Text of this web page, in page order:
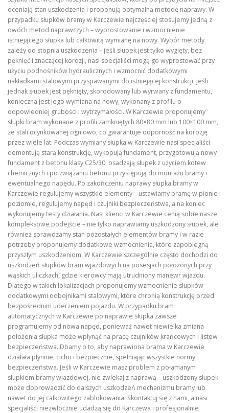
oceniają stan uszkodzenia i proponują optymalną metodę naprawy. W
przypadku słupków bramy w Karczewie najczęściej stosujemy jedną z
dwóch metod naprawczych – wyprostowanie i wzmocnienie
istniejącego słupka lub całkowitą wymianę na nowy. Wybór metody
zależy od stopnia uszkodzenia – jeśli słupek jest tylko wygięty, bez
pęknięć i znaczącej korozji, nasi specjaliści mogą go wyprostować przy
użyciu podnośników hydraulicznych i wzmocnić dodatkowymi
nakładkami stalowymi przyspawanymi do istniejącej konstrukcji. Jeśli
jednak słupek jest pęknięty, skorodowany lub wyrwany z fundamentu,
konieczna jest jego wymiana na nowy, wykonany z profilu o
odpowiedniej grubości i wytrzymałości. W Karczewie proponujemy
słupki bram wykonane z profili zamkniętych 80×80 mm lub 100×100 mm,
ze stali ocynkowanej ogniowo, co gwarantuje odporność na korozję
przez wiele lat. Podczas wymiany słupka w Karczewie nasi specjaliści
demontują starą konstrukcję, wykopują fundament, przygotowują nowy
fundament z betonu klasy C25/30, osadzają słupek z użyciem kotew
chemicznych i po związaniu betonu przystępują do montażu bramy i
ewentualnego napędu. Po zakończeniu naprawy słupka bramy w
Karczewie regulujemy wszystkie elementy – ustawiamy bramę w pionie i
poziomie, regulujemy napęd i czujniki bezpieczeństwa, a na koniec
wykonujemy testy działania. Nasi klienci w Karczewie cenią sobie nasze
kompleksowe podejście – nie tylko naprawiamy uszkodzony słupek, ale
również sprawdzamy stan pozostałych elementów bramy i w razie
potrzeby proponujemy dodatkowe wzmocnienia, które zapobiegną
przyszłym uszkodzeniom. W Karczewie szczególnie często dochodzi do
uszkodzeń słupków bram wjazdowych na posesjach położonych przy
wąskich uliczkach, gdzie kierowcy mają utrudniony manewr wjazdu.
Dlatego w takich lokalizacjach proponujemy wzmocnienie słupków
dodatkowymi odbojnikami stalowymi, które chronią konstrukcję przed
bezpośrednim uderzeniem pojazdu. W przypadku bram
automatycznych w Karczewie po naprawie słupka zawsze
programujemy od nowa napęd, ponieważ nawet niewielka zmiana
położenia słupka może wpłynąć na pracę czujników krańcowych i listew
bezpieczeństwa. Dbamy o to, aby naprawiona brama w Karczewie
działała płynnie, cicho i bezpiecznie, spełniając wszystkie normy
bezpieczeństwa. Jeśli w Karczewie masz problem z połamanym
słupkiem bramy wjazdowej, nie zwlekaj z naprawą – uszkodzony słupek
może doprowadzić do dalszych uszkodzeń mechanizmu bramy lub
nawet do jej całkowitego zablokowania. Skontaktuj się z nami, a nasi
specjaliści niezwłocznie udadzą się do Karczewa i profesjonalnie